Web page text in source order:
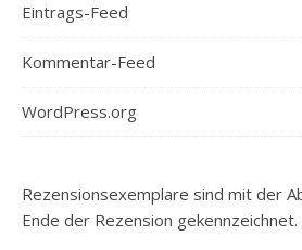
Eintrags-Feed
Kommentar-Feed
WordPress.org
Rezensionsexemplare sind mit der
Ende der Rezension gekennzeichnet.